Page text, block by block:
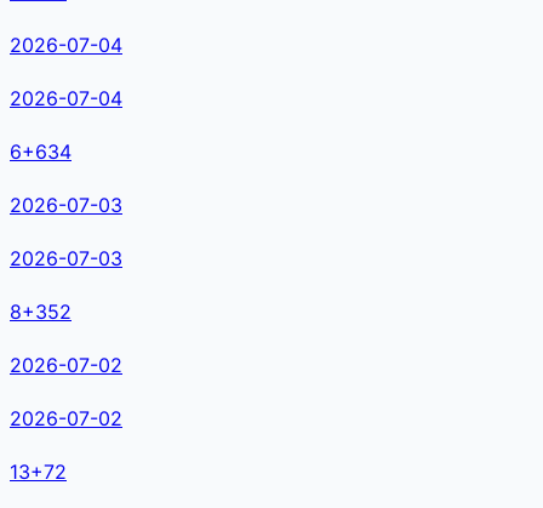
2026-07-04
2026-07-04
6+634
2026-07-03
2026-07-03
8+352
2026-07-02
2026-07-02
13+72